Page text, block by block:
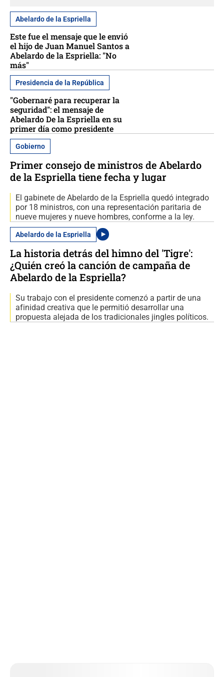
Abelardo de la Espriella
Este fue el mensaje que le envió
el hijo de Juan Manuel Santos a
Abelardo de la Espriella: "No
más"
Presidencia de la República
"Gobernaré para recuperar la
seguridad": el mensaje de
Abelardo De la Espriella en su
primer día como presidente
Gobierno
Primer consejo de ministros de Abelardo
de la Espriella tiene fecha y lugar
El gabinete de Abelardo de la Espriella quedó integrado
por 18 ministros, con una representación paritaria de
nueve mujeres y nueve hombres, conforme a la ley.
Abelardo de la Espriella
La historia detrás del himno del 'Tigre':
¿Quién creó la canción de campaña de
Abelardo de la Espriella?
Su trabajo con el presidente comenzó a partir de una
afinidad creativa que le permitió desarrollar una
propuesta alejada de los tradicionales jingles políticos.